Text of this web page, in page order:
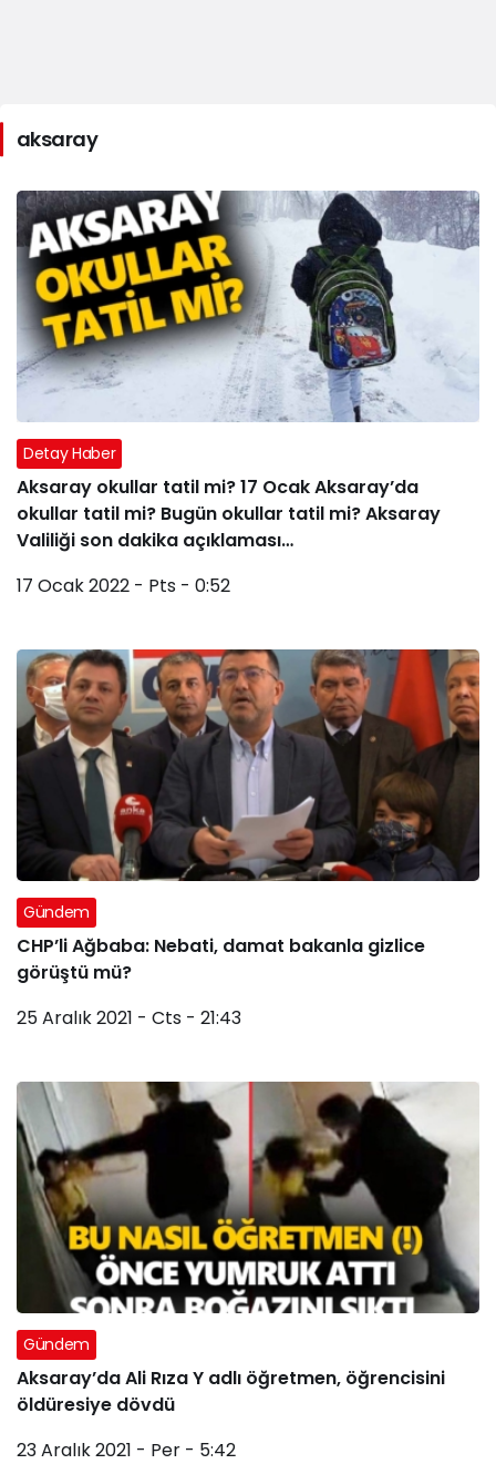
aksaray
Detay Haber
Aksaray okullar tatil mi? 17 Ocak Aksaray’da
okullar tatil mi? Bugün okullar tatil mi? Aksaray
Valiliği son dakika açıklaması…
17 Ocak 2022 - Pts - 0:52
Gündem
CHP’li Ağbaba: Nebati, damat bakanla gizlice
görüştü mü?
25 Aralık 2021 - Cts - 21:43
Gündem
Aksaray’da Ali Rıza Y adlı öğretmen, öğrencisini
öldüresiye dövdü
23 Aralık 2021 - Per - 5:42